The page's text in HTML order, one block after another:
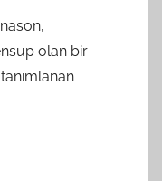
olan bir